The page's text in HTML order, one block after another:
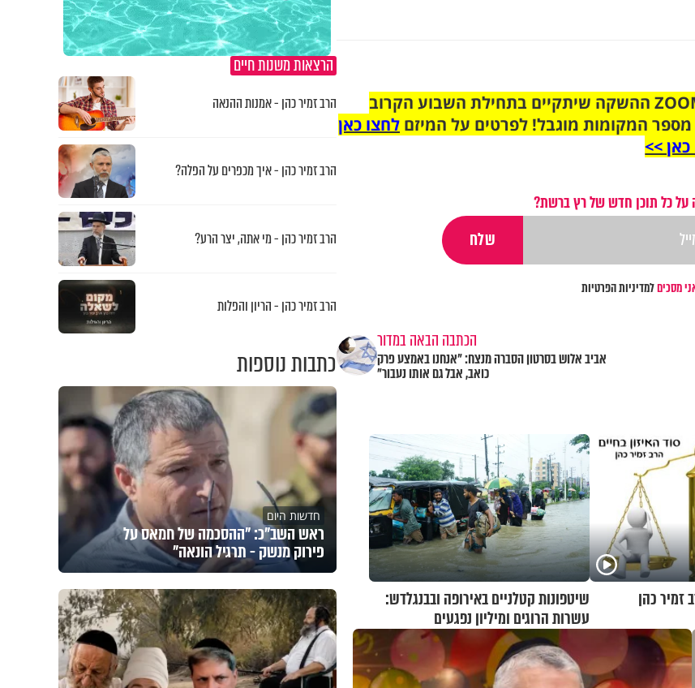
הצטרפו לקבוצת הוואטסאפ לקראת ZOOM ההשקה שיתקיים בתחילת השבוע הקרוב
המקומות מוגבל! לפרטים על המיזם לחצו כאן
>>
על כל תוכן חדש של רץ ברשת?
מסכיםלמדיניות הפרטיות
הכתבה הבאה במדור
אביב אלוש בסרטון הסברה מנצח: "אנחנו באמצע פרק
כואב, אבל גם אותו נעבור"
זמיר כהן
שיטפונות קטלניים באירופה ובבנגלדש:
עשרות הרוגים ומיליון נפגעים
הרצאות משנות חיים
הרב זמיר כהן - אמנות ההנאה
הרב זמיר כהן - איך מכפרים על הפלה?
הרב זמיר כהן - מי אתה, יצר הרע?
הרב זמיר כהן - הריון והפלות
כתבות נוספות
חדשות היום
ראש השב"כ: "ההסכמה של חמאס על
פירוק מנשק - תרגיל הונאה"